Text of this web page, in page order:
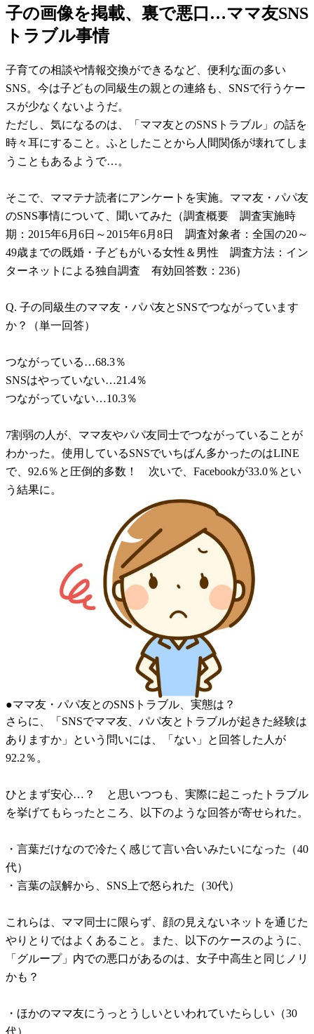
子の画像を掲載、裏で悪口…ママ友SNS
トラブル事情
子育ての相談や情報交換ができるなど、便利な面の多い
SNS。今は子どもの同級生の親との連絡も、SNSで行うケー
スが少なくないようだ。
ただし、気になるのは、「ママ友とのSNSトラブル」の話を
時々耳にすること。ふとしたことから人間関係が壊れてしま
うこともあるようで…。
そこで、ママテナ読者にアンケートを実施。ママ友・パパ友
のSNS事情について、聞いてみた（調査概要 調査実施時
期：2015年6月6日～2015年6月8日 調査対象者：全国の20～
49歳までの既婚・子どもがいる女性＆男性 調査方法：イン
ターネットによる独自調査 有効回答数：236）
Q. 子の同級生のママ友・パパ友とSNSでつながっています
か？（単一回答）
つながっている…68.3％
SNSはやっていない…21.4％
つながっていない…10.3％
7割弱の人が、ママ友やパパ友同士でつながっていることが
わかった。使用しているSNSでいちばん多かったのはLINE
で、92.6％と圧倒的多数！ 次いで、Facebookが33.0％とい
う結果に。
●ママ友・パパ友とのSNSトラブル、実態は？
さらに、「SNSでママ友、パパ友とトラブルが起きた経験は
ありますか」という問いには、「ない」と回答した人が
92.2％。
ひとまず安心…？ と思いつつも、実際に起こったトラブル
を挙げてもらったところ、以下のような回答が寄せられた。
・言葉だけなので冷たく感じて言い合いみたいになった（40
代）
・言葉の誤解から、SNS上で怒られた（30代）
これらは、ママ同士に限らず、顔の見えないネットを通じた
やりとりではよくあること。また、以下のケースのように、
「グループ」内での悪口があるのは、女子中高生と同じノリ
かも？
・ほかのママ友にうっとうしいといわれていたらしい（30